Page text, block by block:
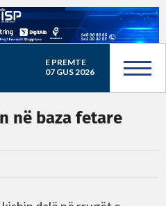
E PREMTE
07 GUS 2026
në baza fetare